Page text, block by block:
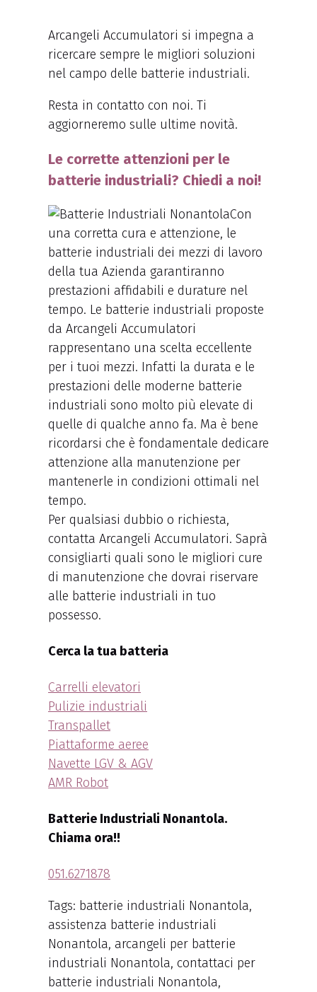
Arcangeli Accumulatori si impegna a
ricercare sempre le migliori soluzioni
nel campo delle batterie industriali.
Resta in contatto con noi. Ti
aggiorneremo sulle ultime novità.
Le corrette attenzioni per le
batterie industriali? Chiedi a noi!
Con
una corretta cura e attenzione, le
batterie industriali dei mezzi di lavoro
della tua Azienda garantiranno
prestazioni affidabili e durature nel
tempo. Le batterie industriali proposte
da Arcangeli Accumulatori
rappresentano una scelta eccellente
per i tuoi mezzi. Infatti la durata e le
prestazioni delle moderne batterie
industriali sono molto più elevate di
quelle di qualche anno fa. Ma è bene
ricordarsi che è fondamentale dedicare
attenzione alla manutenzione per
mantenerle in condizioni ottimali nel
tempo.
Per qualsiasi dubbio o richiesta,
contatta Arcangeli Accumulatori. Saprà
consigliarti quali sono le migliori cure
di manutenzione che dovrai riservare
alle batterie industriali in tuo
possesso.
Cerca la tua batteria
Carrelli elevatori
Pulizie industriali
Transpallet
Piattaforme aeree
Navette LGV & AGV
AMR Robot
Batterie Industriali Nonantola.
Chiama ora!!
051.6271878
Tags: batterie industriali Nonantola,
assistenza batterie industriali
Nonantola, arcangeli per batterie
industriali Nonantola, contattaci per
batterie industriali Nonantola,